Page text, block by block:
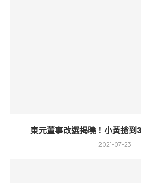
東元董事改選揭曉！小黃搶到
2021-07-23